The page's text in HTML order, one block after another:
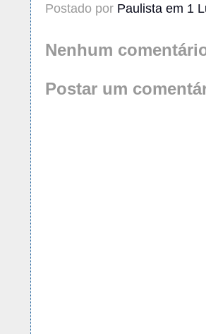
Postado por Paulista em 1
Nenhum
Postar um